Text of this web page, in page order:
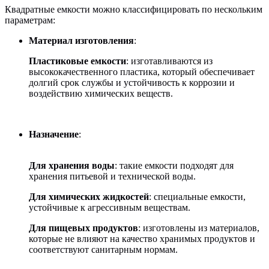
Квадратные емкости можно классифицировать по нескольким
параметрам:
Материал изготовления:
Пластиковые емкости: изготавливаются из
высококачественного пластика, который обеспечивает
долгий срок службы и устойчивость к коррозии и
воздействию химических веществ.
Назначение:
Для хранения воды: такие емкости подходят для
хранения питьевой и технической воды.
Для химических жидкостей: специальные емкости,
устойчивые к агрессивным веществам.
Для пищевых продуктов: изготовлены из материалов,
которые не влияют на качество хранимых продуктов и
соответствуют санитарным нормам.